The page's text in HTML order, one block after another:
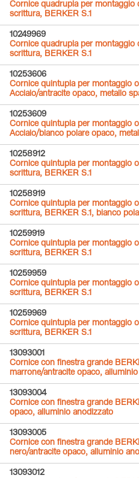
Cornice quadrupla per montaggio
scrittura, BERKER S.1
10249969
Cornice quadrupla per montaggio
scrittura, BERKER S.1
10253606
Cornice quintupla per montaggio
Acciaio/antracite opaco, metallo
10253609
Cornice quintupla per montaggio
Acciaio/bianco polare opaco,
10258912
Cornice quintupla per montaggio
scrittura, BERKER S.1
10258919
Cornice quintupla per montaggio
scrittura, BERKER S.1, bianco
10259919
Cornice quintupla per montaggio
scrittura, BERKER S.1
10259959
Cornice quintupla per montaggio
scrittura, BERKER S.1
10259969
Cornice quintupla per montaggio
scrittura, BERKER S.1
13093001
Cornice con finestra grande
marrone/antracite opaco,
13093004
Cornice con finestra grande
opaco, alluminio anodizzato
13093005
Cornice con finestra grande
nero/antracite opaco, alluminio
13093012